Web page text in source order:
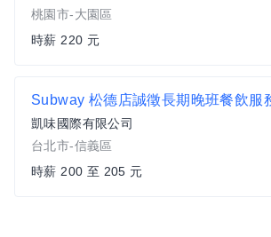
桃園市-大園區
時薪 220 元
Subway 松德店誠徵長期晚班餐飲服
凱味國際有限公司
台北市-信義區
時薪 200 至 205 元